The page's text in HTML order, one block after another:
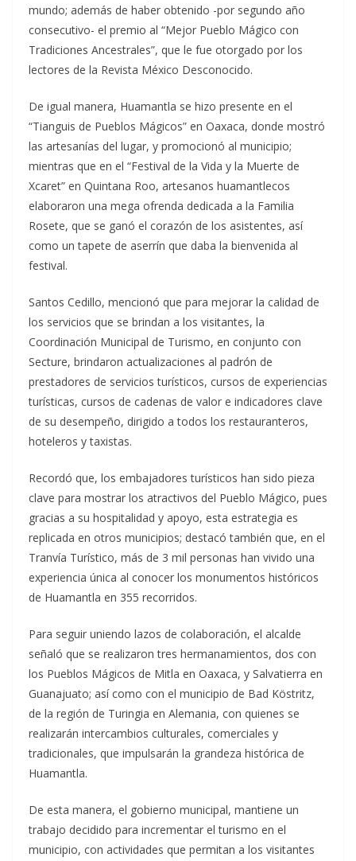
mundo; además de haber obtenido -por segundo año
consecutivo- el premio al “Mejor Pueblo Mágico con
Tradiciones Ancestrales”, que le fue otorgado por los
lectores de la Revista México Desconocido.
De igual manera, Huamantla se hizo presente en el
“Tianguis de Pueblos Mágicos” en Oaxaca, donde mostró
las artesanías del lugar, y promocionó al municipio;
mientras que en el “Festival de la Vida y la Muerte de
Xcaret” en Quintana Roo, artesanos huamantlecos
elaboraron una mega ofrenda dedicada a la Familia
Rosete, que se ganó el corazón de los asistentes, así
como un tapete de aserrín que daba la bienvenida al
festival.
Santos Cedillo, mencionó que para mejorar la calidad de
los servicios que se brindan a los visitantes, la
Coordinación Municipal de Turismo, en conjunto con
Secture, brindaron actualizaciones al padrón de
prestadores de servicios turísticos, cursos de experiencias
turísticas, cursos de cadenas de valor e indicadores clave
de su desempeño, dirigido a todos los restauranteros,
hoteleros y taxistas.
Recordó que, los embajadores turísticos han sido pieza
clave para mostrar los atractivos del Pueblo Mágico, pues
gracias a su hospitalidad y apoyo, esta estrategia es
replicada en otros municipios; destacó también que, en el
Tranvía Turístico, más de 3 mil personas han vivido una
experiencia única al conocer los monumentos históricos
de Huamantla en 355 recorridos.
Para seguir uniendo lazos de colaboración, el alcalde
señaló que se realizaron tres hermanamientos, dos con
los Pueblos Mágicos de Mitla en Oaxaca, y Salvatierra en
Guanajuato; así como con el municipio de Bad Köstritz,
de la región de Turingia en Alemania, con quienes se
realizarán intercambios culturales, comerciales y
tradicionales, que impulsarán la grandeza histórica de
Huamantla.
De esta manera, el gobierno municipal, mantiene un
trabajo decidido para incrementar el turismo en el
municipio, con actividades que permitan a los visitantes